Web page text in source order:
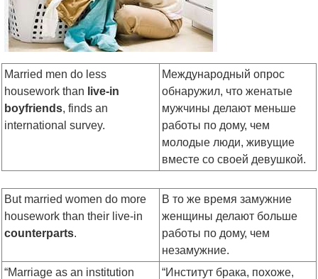
Married men do less
housework than live-in
boyfriends, finds an
international survey.
Международный опрос
обнаружил, что женатые
мужчины делают меньше
работы по дому, чем
молодые люди, живущие
вместе со своей девушкой.
But married women do more
housework than their live-in
counterparts.
В то же время замужние
женщины делают больше
работы по дому, чем
незамужние.
“Marriage as an institution
“Институт брака, похоже,